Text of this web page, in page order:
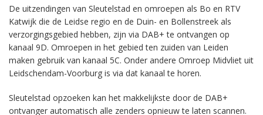
De uitzendingen van Sleutelstad en omroepen als Bo en RTV
Katwijk die de Leidse regio en de Duin- en Bollenstreek als
verzorgingsgebied hebben, zijn via DAB+ te ontvangen op
kanaal 9D. Omroepen in het gebied ten zuiden van Leiden
maken gebruik van kanaal 5C. Onder andere Omroep Midvliet uit
Leidschendam-Voorburg is via dat kanaal te horen.
Sleutelstad opzoeken kan het makkelijkste door de DAB+
ontvanger automatisch alle zenders opnieuw te laten scannen.